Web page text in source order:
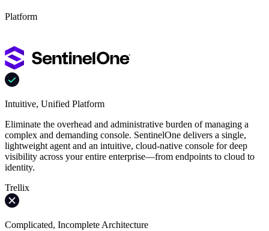
Platform
Intuitive, Unified Platform
Eliminate the overhead and administrative burden of managing a
complex and demanding console. SentinelOne delivers a single,
lightweight agent and an intuitive, cloud-native console for deep
visibility across your entire enterprise—from endpoints to cloud to
identity.
Trellix
Complicated, Incomplete Architecture